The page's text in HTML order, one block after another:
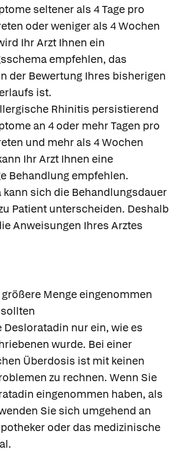
seltener als 4 Tage pro
oder weniger als 4 Wochen
Ihr Arzt Ihnen ein
empfehlen, das
der Bewertung Ihres bisherigen
ist.
Rhinitis persistierend
an 4 oder mehr Tagen pro
und mehr als 4 Wochen
Ihr Arzt Ihnen eine
Behandlung empfehlen.
kann sich die Behandlungsdauer
Patient unterscheiden. Deshalb
Anweisungen Ihres Arztes
Menge eingenommen
Desloratadin nur ein, wie es
wurde. Bei einer
Überdosis ist mit keinen
zu rechnen. Wenn Sie
eingenommen haben, als
Sie sich umgehend an
oder das medizinische